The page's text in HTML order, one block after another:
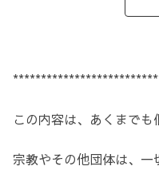
この内容は、あくまでも
宗教やその他団体は、一